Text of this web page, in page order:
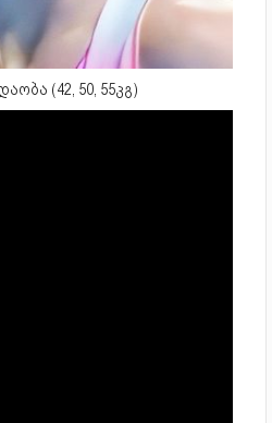
(42, 50, 55კგ)